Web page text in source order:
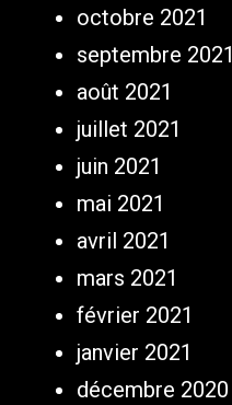
octobre 2021
septembre 2021
août 2021
juillet 2021
juin 2021
mai 2021
avril 2021
mars 2021
février 2021
janvier 2021
décembre 2020